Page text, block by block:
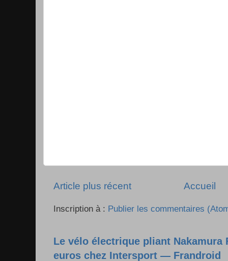
Article plus récent Accueil
Inscription à : Publier les commentaires
Le vélo électrique pliant Nakamura
euros chez Intersport — Frandroid